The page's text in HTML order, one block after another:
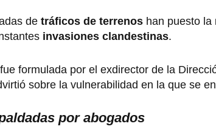
de tráficos de terrenos han puesto la
invasiones clandestinas.
formulada por el exdirector de la
sobre la vulnerabilidad en la que se
por abogados